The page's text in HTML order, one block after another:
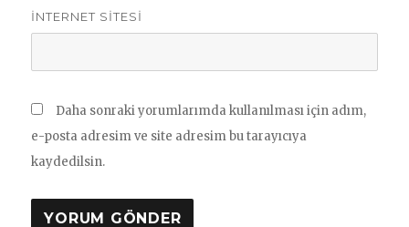
İNTERNET SITESI
Daha sonraki yorumlarımda kullanılması için adım,
e-posta adresim ve site adresim bu tarayıcıya
kaydedilsin.